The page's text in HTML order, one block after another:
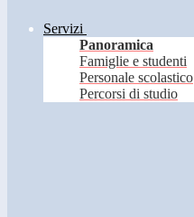
Servizi
Panoramica
Famiglie e studenti
Personale scolastico
Percorsi di studio